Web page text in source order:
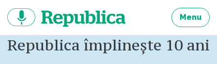
continut
Menu
Republica împlinește 10 ani